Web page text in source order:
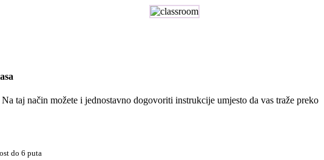
taj način možete i jednostavno dogovoriti instrukcije umjesto da vas traže preko
do 6 puta